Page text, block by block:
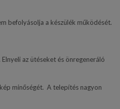
befolyásolja a készülék működését.
az ütéseket és önregeneráló
minőségét. A telepítés nagyon